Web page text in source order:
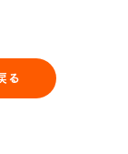
る